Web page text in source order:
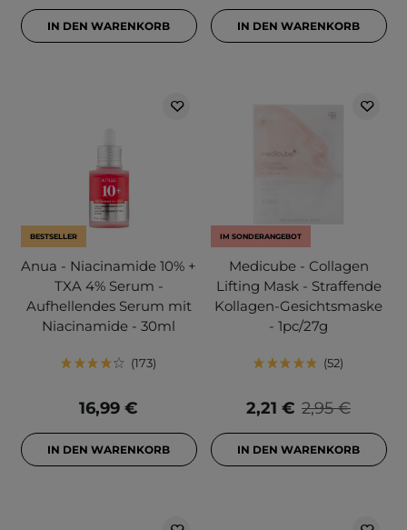
IN DEN WARENKORB IN DEN WARENKORB
BESTSELLER
Anua - Niacinamide 10% +
TXA 4% Serum -
Aufhellendes Serum mit
Niacinamide - 30ml
173
16,99 €
IN DEN WARENKORB
IM SONDERANGEBOT
Medicube - Collagen
Lifting Mask - Straffende
Kollagen-Gesichtsmaske
- 1pc/27g
52
2,95 €
2,21 €
IN DEN WARENKORB